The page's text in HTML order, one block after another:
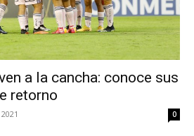
a la cancha: conoce sus
retorno
0